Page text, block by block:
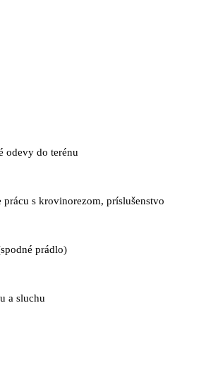
odevy do terénu
prácu s krovinorezom, príslušenstvo
prádlo)
a sluchu
značky STIHL.
010 01 ŽILINA
o porasty